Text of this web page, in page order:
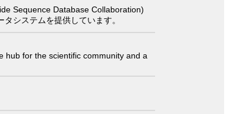
Sequence Database Collaboration)
システムを提供しています。
hub for the scientific community and a